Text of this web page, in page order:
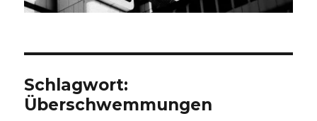
Schlagwort:
Überschwemmungen